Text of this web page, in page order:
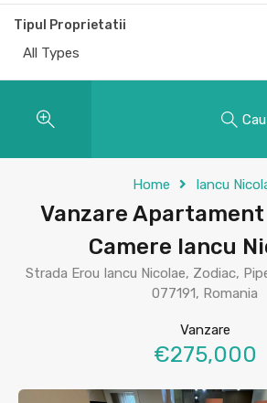
Tipul Proprietatii
All Types
Home Iancu
Vanzare
Camere Iancu
Strada Erou Iancu Nicolae, Zodiac,
077191, Romania
Vanzare
€275,000